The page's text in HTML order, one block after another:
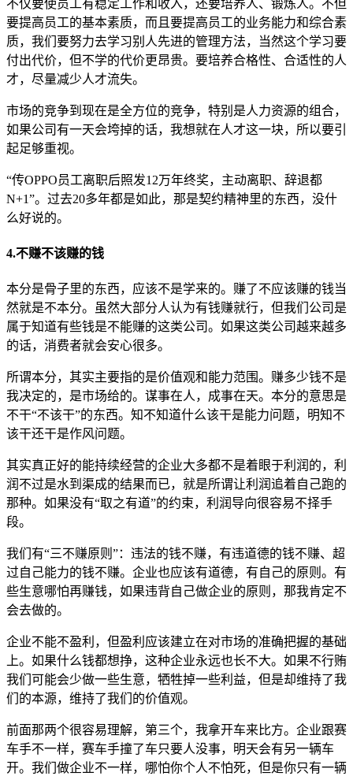
不仅要使员工有稳定工作和收入，还要培养人、锻炼人。不但
要提高员工的基本素质，而且要提高员工的业务能力和综合素
质，我们要努力去学习别人先进的管理方法，当然这个学习要
付出代价，但不学的代价更昂贵。要培养合格性、合适性的人
才，尽量减少人才流失。
市场的竞争到现在是全方位的竞争，特别是人力资源的组合，
如果公司有一天会垮掉的话，我想就在人才这一块，所以要引
起足够重视。
“传OPPO员工离职后照发12万年终奖，主动离职、辞退都
N+1”。过去20多年都是如此，那是契约精神里的东西，没什
么好说的。
4.不赚不该赚的钱
本分是骨子里的东西，应该不是学来的。赚了不应该赚的钱当
然就是不本分。虽然大部分人认为有钱赚就行，但我们公司是
属于知道有些钱是不能赚的这类公司。如果这类公司越来越多
的话，消费者就会安心很多。
所谓本分，其实主要指的是价值观和能力范围。赚多少钱不是
我决定的，是市场给的。谋事在人，成事在天。本分的意思是
不干“不该干”的东西。知不知道什么该干是能力问题，明知不
该干还干是作风问题。
其实真正好的能持续经营的企业大多都不是着眼于利润的，利
润不过是水到渠成的结果而已，就是所谓让利润追着自己跑的
那种。如果没有“取之有道”的约束，利润导向很容易不择手
段。
我们有“三不赚原则”：违法的钱不赚，有违道德的钱不赚、超
过自己能力的钱不赚。企业也应该有道德，有自己的原则。有
些生意哪怕再赚钱，如果违背自己做企业的原则，那我肯定不
会去做的。
企业不能不盈利，但盈利应该建立在对市场的准确把握的基础
上。如果什么钱都想挣，这种企业永远也长不大。如果不行贿
我们可能会少做一些生意，牺牲掉一些利益，但是却维持了我
们的本源，维持了我们的价值观。
前面那两个很容易理解，第三个，我拿开车来比方。企业跟赛
车手不一样，赛车手撞了车只要人没事，明天会有另一辆车
开。我们做企业不一样，哪怕你个人不怕死，但是你只有一辆